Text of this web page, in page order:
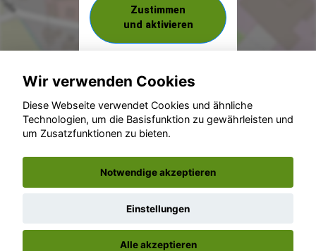
Zustimmen
und aktivieren
© konjunkturmotor.de GmbH 2020 - 2026
Wir verwenden Cookies
Diese Webseite verwendet Cookies und ähnliche
Technologien, um die Basisfunktion zu gewährleisten und
um Zusatzfunktionen zu bieten.
Notwendige akzeptieren
Einstellungen
Alle akzeptieren